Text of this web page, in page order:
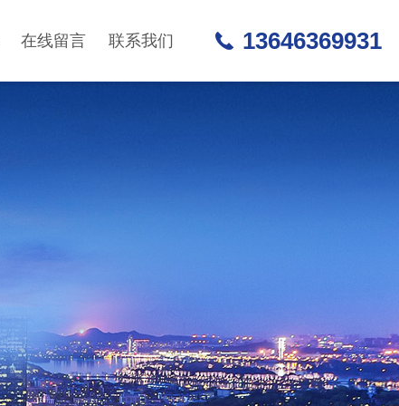
在线留言 联系我们 13646369931